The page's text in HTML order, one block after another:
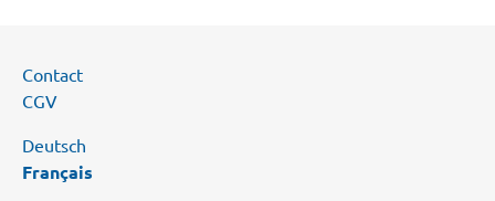
Contact
CGV
Deutsch
Français